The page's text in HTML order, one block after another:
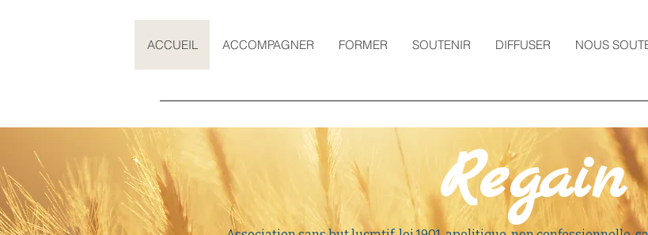
ACCUEIL ACCOMPAGNER FORMER SOUTENIR DIFFUSER NOUS
Regain